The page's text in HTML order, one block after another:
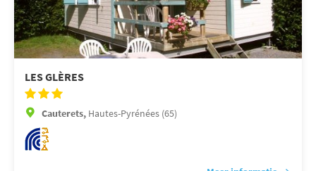
LES GLÈRES
Cauterets, Hautes-Pyrénées (65)